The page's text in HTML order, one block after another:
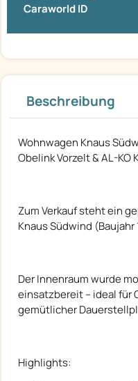
Caraworld ID
Beschreibung
Wohnwagen Knaus
Obelink Vorzelt & AL-KO
Zum Verkauf steht ein
Knaus Südwind (Baujahr
Der Innenraum wurde
einsatzbereit – ideal für
gemütlicher
Highlights: